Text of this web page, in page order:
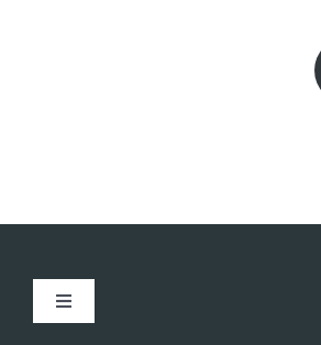
Toggle